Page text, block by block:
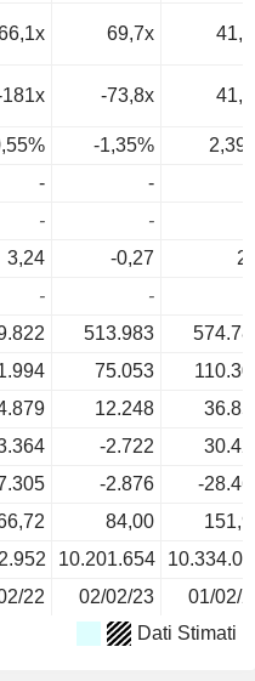
69,7x
-73,8x
-1,35%
-
-
-
-
3,24 -0,27
-
-
513.983
75.053
12.248
-2.722
-2.876
-
84,00
10.201.654
22 02/02/23 01/02/
Dati Stimati